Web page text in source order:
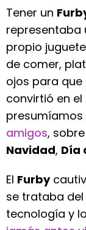
Tener un
representaba
propio
de comer,
ojos para que
convirtió en
amigos,
Navidad, Día
El Furby
se trataba
tecnología y